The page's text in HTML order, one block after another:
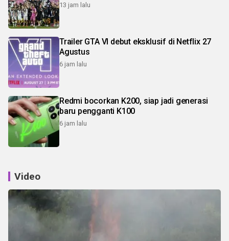
13 jam lalu
Trailer GTA VI debut eksklusif di Netflix 27
Agustus
6 jam lalu
Redmi bocorkan K200, siap jadi generasi
baru pengganti K100
6 jam lalu
Video